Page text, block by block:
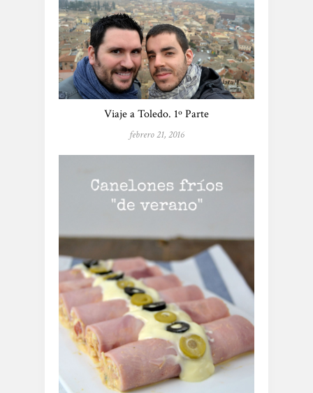
Viaje a Toledo. 1º Parte
febrero 21, 2016